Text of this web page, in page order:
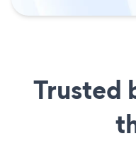
Trusted